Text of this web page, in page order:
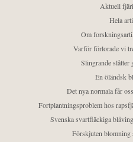
Aktuell
Hela
Om
Varför förlorade vi
Slingrande slåtter
En öländsk
Det nya normala får
Fortplantningsproblem hos
Svenska svartfläckiga
Förskjuten